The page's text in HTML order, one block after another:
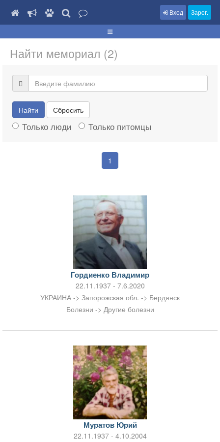
Вход Зарег.
Найти мемориал (2)
Найти Сбросить
Только люди Только питомцы
1
Гордиенко Владимир
22.11.1937 - 7.6.2020
УКРАИНА -> Запорожская обл. -> Бердянск
Болезни -> Другие болезни
Муратов Юрий
22.11.1937 - 4.10.2004